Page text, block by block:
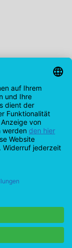
Shop
Online Shop in